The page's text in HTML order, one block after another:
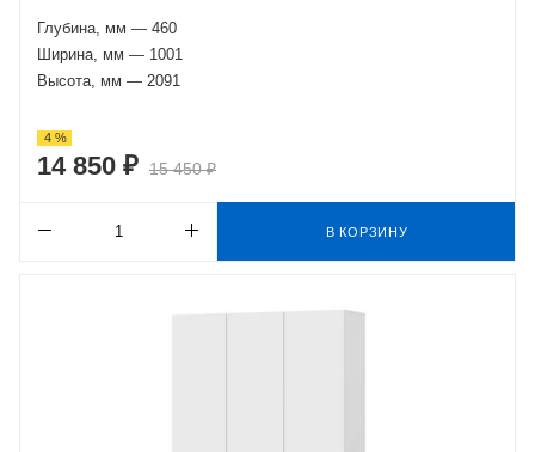
Глубина, мм — 460
Ширина, мм — 1001
Высота, мм — 2091
4 %
14 850 ₽ 15 450 ₽
В КОРЗИНУ